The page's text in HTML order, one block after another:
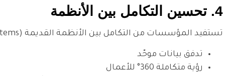
4. تحسين التكامل بين الأنظمة
تستفيد المؤسسات من التكامل بين الأنظمة القديمة (Legacy Systems) والحديثة عبر أدوات جاهزة توفرها منصات Low-Code. النتيجة:
تدفق بيانات موحّد
رؤية متكاملة 360° للأعمال